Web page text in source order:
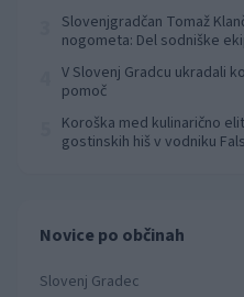
Slovenjgradčan Tomaž
nogometa: Del sodniške
V Slovenj Gradcu ukradali
pomoč
Koroška med kulinarično
gostinskih hiš v vodniku
Novice po občinah
Slovenj Gradec